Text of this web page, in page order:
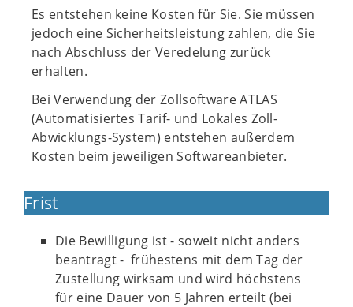
Es entstehen keine Kosten für Sie. Sie müssen
jedoch eine Sicherheitsleistung zahlen, die Sie
nach Abschluss der Veredelung zurück
erhalten.
Bei Verwendung der Zollsoftware ATLAS
(Automatisiertes Tarif- und Lokales Zoll-
Abwicklungs-System) entstehen außerdem
Kosten beim jeweiligen Softwareanbieter.
Frist
Die Bewilligung ist - soweit nicht anders
beantragt - frühestens mit dem Tag der
Zustellung wirksam und wird höchstens
für eine Dauer von 5 Jahren erteilt (bei